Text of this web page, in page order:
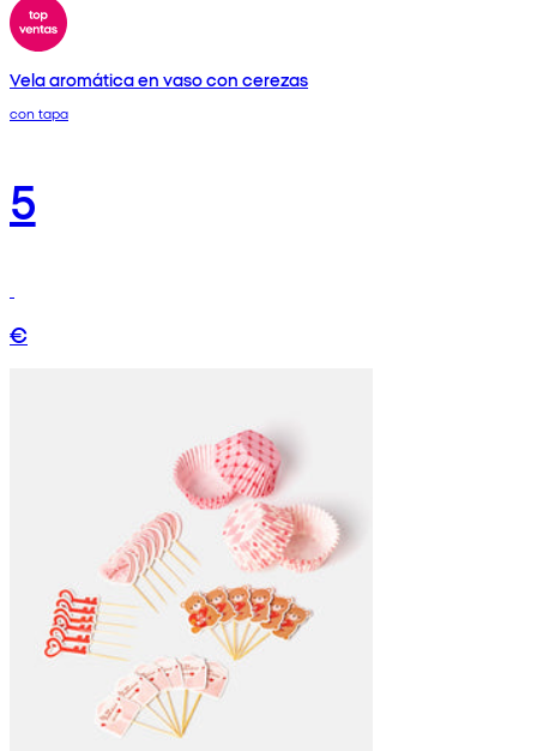
Vela aromática en vaso con cerezas
con tapa
5
€